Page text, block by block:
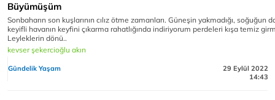
Büyümüşüm
Sonbaharın son kuşlarının cılız ötme zamanları. Güneşin yakmadığı, soğuğun
keyifli havanın keyfini çıkarma rahatlığında indiriyorum perdeleri kışa temiz
Leyleklerin dönü..
kevser şekercioğlu akın
Gündelik Yaşam
29 Eylül 2022
14:43